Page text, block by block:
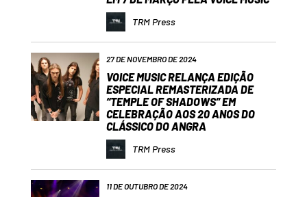
TRM Press
27 DE NOVEMBRO DE 2024
VOICE MUSIC RELANÇA EDIÇÃO
ESPECIAL REMASTERIZADA DE
“TEMPLE OF SHADOWS” EM
CELEBRAÇÃO AOS 20 ANOS DO
CLÁSSICO DO ANGRA
TRM Press
11 DE OUTUBRO DE 2024